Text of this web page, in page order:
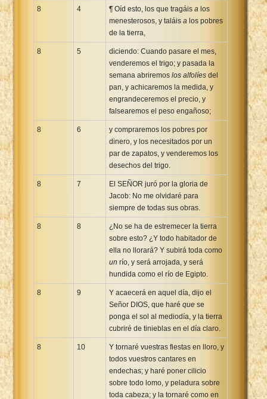
8 4 ¶ Oíd esto, los que tragáis a los
menesterosos, y taláis a los pobres
de la tierra,
8 5
diciendo: Cuando pasare el mes,
venderemos el trigo; y pasada la
semana abriremos los alfolíes del
pan, y achicaremos la medida, y
engrandeceremos el precio, y
falsearemos el peso engañoso;
8 6
y compraremos los pobres por
dinero, y los necesitados por un
par de zapatos, y venderemos los
desechos del trigo.
8 7
El SEÑOR juró por la gloria de
Jacob: No me olvidaré para
siempre de todas sus obras.
8 8
¿No se ha de estremecer la tierra
sobre esto? ¿Y todo habitador de
ella no llorará? Y subirá toda como
un río, y será arrojada, y será
hundida como el río de Egipto.
8 9
Y acaecerá en aquel día, dijo el
Señor DIOS, que haré que se
ponga el sol al mediodía, y la tierra
cubriré de tinieblas en el día claro.
8 10
Y tornaré vuestras fiestas en lloro, y
todos vuestros cantares en
endechas; y haré poner cilicio
sobre todo lomo, y peladura sobre
toda cabeza; y la tornaré como en